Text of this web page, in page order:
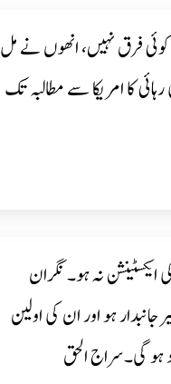
کوئی فرق نہیں، انھوں نے مل
رہائی کا امریکا سے مطالبہ تک
ایکسٹینشن نہ ہو۔ نگران
کی کابینہ 100فیصد غیرجانبدار ہو اور ان کی اولین
ہو گی۔سراج الحق